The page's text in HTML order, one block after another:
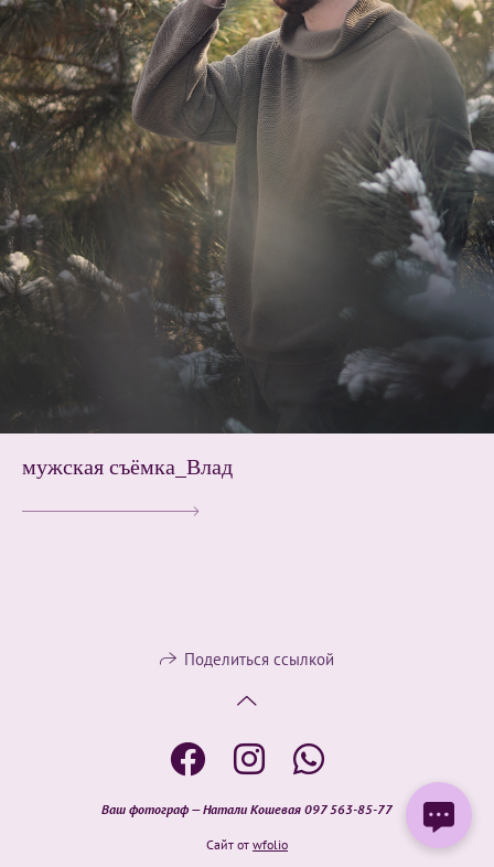
мужская съёмка_Влад
Поделиться ссылкой
Ваш фотограф — Натали Кошевая 097 563-85-77
Сайт от wfolio